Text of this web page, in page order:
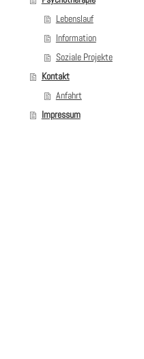
Lebenslauf
Information
Soziale Projekte
Kontakt
Anfahrt
Impressum